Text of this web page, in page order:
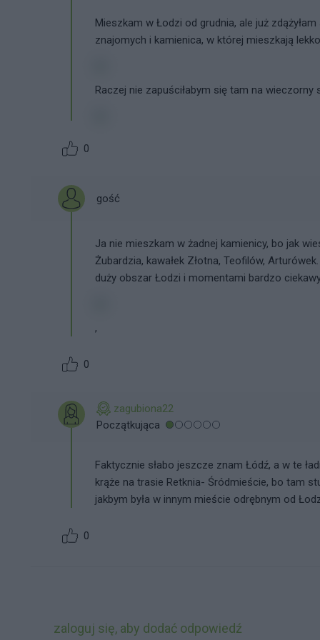
Mieszkam w Łodzi od grudnia, ale już
znajomych i kamienica, w której mieszkają
Raczej nie zapuściłabym się tam na wieczorny
0
gość
Ja nie mieszkam w żadnej kamienicy, bo jak
Żubardzia, kawałek Złotna, Teofilów,
duży obszar Łodzi i momentami bardzo
,
0
zagubiona22
Początkująca
Faktycznie słabo jeszcze znam Łódź, a w te
krąże na trasie Retknia- Śródmieście, bo tam
jakbym była w innym mieście odrębnym od
0
zaloguj się, aby dodać odpowiedź